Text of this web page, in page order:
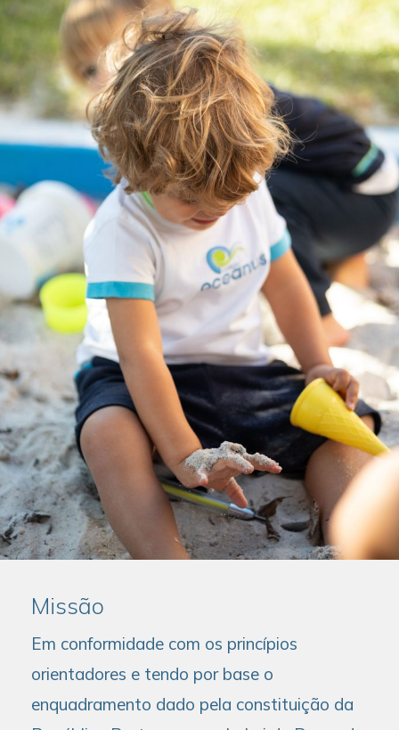
Missão
Em conformidade com os princípios
orientadores e tendo por base o
enquadramento dado pela constituição da